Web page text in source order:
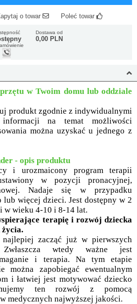
o towar Poleć towar
Dostawa od
0,00 PLN
w Twoim domu lub oddziale
produkt zgodnie z indywidualnymi
informacji na temat możliwości
można uzyskać u jednego z
- opis produktu
i urozmaicony program terapii
w pozycji pronacyjnej,
Nadaje się w przypadku
lub więcej dzieci. Jest dostępny w 2
w wieku 4-10 i 8-14 lat.
terapię i rozwój dziecka
życia.
najlepiej zacząć już w pierwszych
wtedy ważne jest
i terapia. Na tym etapie
można zapobiegać ewentualnym
i łatwiej jest motywować dziecko
ten rozwój z pomocą
medycznych najwyższej jakości.